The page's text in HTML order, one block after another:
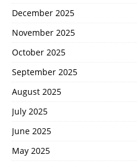
December 2025
November 2025
October 2025
September 2025
August 2025
July 2025
June 2025
May 2025